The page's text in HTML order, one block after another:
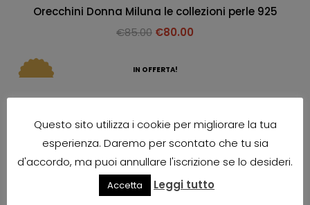
Orecchini Donna Miluna le collezioni perle 925
€85.00 €80.00
IN OFFERTA!
Questo sito utilizza i cookie per migliorare la tua
esperienza. Daremo per scontato che tu sia
d'accordo, ma puoi annullare l'iscrizione se lo desideri.
Accetta Leggi tutto